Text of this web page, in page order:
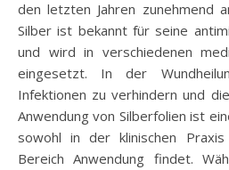
den letzten Jahren zunehmend
Silber ist bekannt für seine
und wird in verschiedenen
eingesetzt. In der
Infektionen zu verhindern und
Anwendung von Silberfolien ist
sowohl in der klinischen
Bereich Anwendung findet.